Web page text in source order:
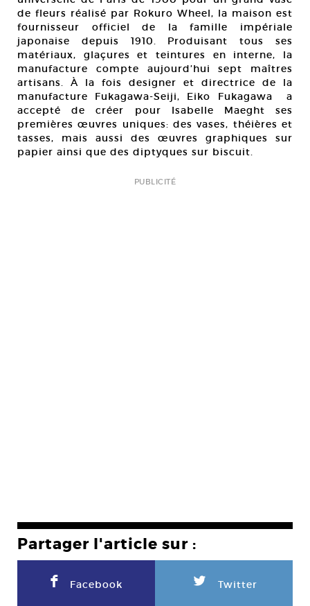
de fleurs réalisé par Rokuro Wheel, la maison est
fournisseur officiel de la famille impériale
japonaise depuis 1910. Produisant tous ses
matériaux, glaçures et teintures en interne, la
manufacture compte aujourd’hui sept maîtres
artisans. À la fois designer et directrice de la
manufacture Fukagawa-Seiji, Eiko Fukagawa a
accepté de créer pour Isabelle Maeght ses
premières œuvres uniques: des vases, théières et
tasses, mais aussi des œuvres graphiques sur
papier ainsi que des diptyques sur biscuit.
PUBLICITÉ
Partager l'article sur :
F Facebook L Twitter